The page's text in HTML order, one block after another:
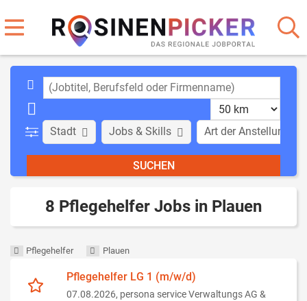
Stadt Art der Anstellung
Jobs & Skills
8 Pflegehelfer Jobs in Plauen
Pflegehelfer Plauen
Pflegehelfer LG 1 (m/w/d)
07.08.2026, persona service Verwaltungs AG &